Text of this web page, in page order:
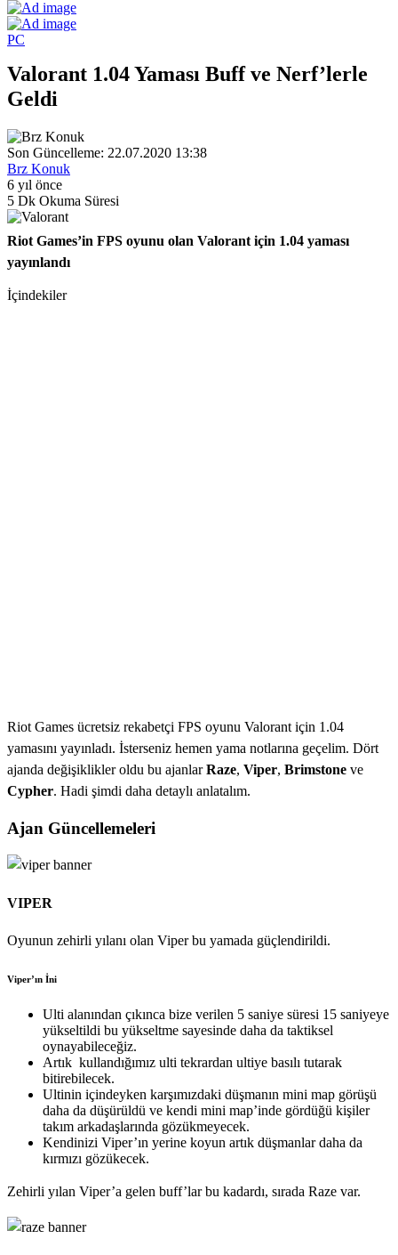
PC
Valorant 1.04 Yaması Buff ve Nerf’lerle
Geldi
Son Güncelleme: 22.07.2020 13:38
Brz Konuk
6 yıl önce
5 Dk Okuma Süresi
Riot Games’in FPS oyunu olan Valorant için 1.04 yaması
yayınlandı
İçindekiler
Riot Games ücretsiz rekabetçi FPS oyunu Valorant için 1.04
yamasını yayınladı. İsterseniz hemen yama notlarına geçelim. Dört
ajanda değişiklikler oldu bu ajanlarRaze, Viper, Brimstone ve
Cypher. Hadi şimdi daha detaylı anlatalım.
Ajan Güncellemeleri
VIPER
Oyunun zehirli yılanı olan Viper bu yamada güçlendirildi.
Viper’ın İni
Ulti alanından çıkınca bize verilen 5 saniye süresi 15 saniyeye
yükseltildi bu yükseltme sayesinde daha da taktiksel
oynayabileceğiz.
Artık kullandığımız ulti tekrardan ultiye basılı tutarak
bitirebilecek.
Ultinin içindeyken karşımızdaki düşmanın mini map görüşü
daha da düşürüldü ve kendi mini map’inde gördüğü kişiler
takım arkadaşlarında gözükmeyecek.
Kendinizi Viper’ın yerine koyun artık düşmanlar daha da
kırmızı gözükecek.
Zehirli yılan Viper’a gelen buff’lar bu kadardı, sırada Raze var.